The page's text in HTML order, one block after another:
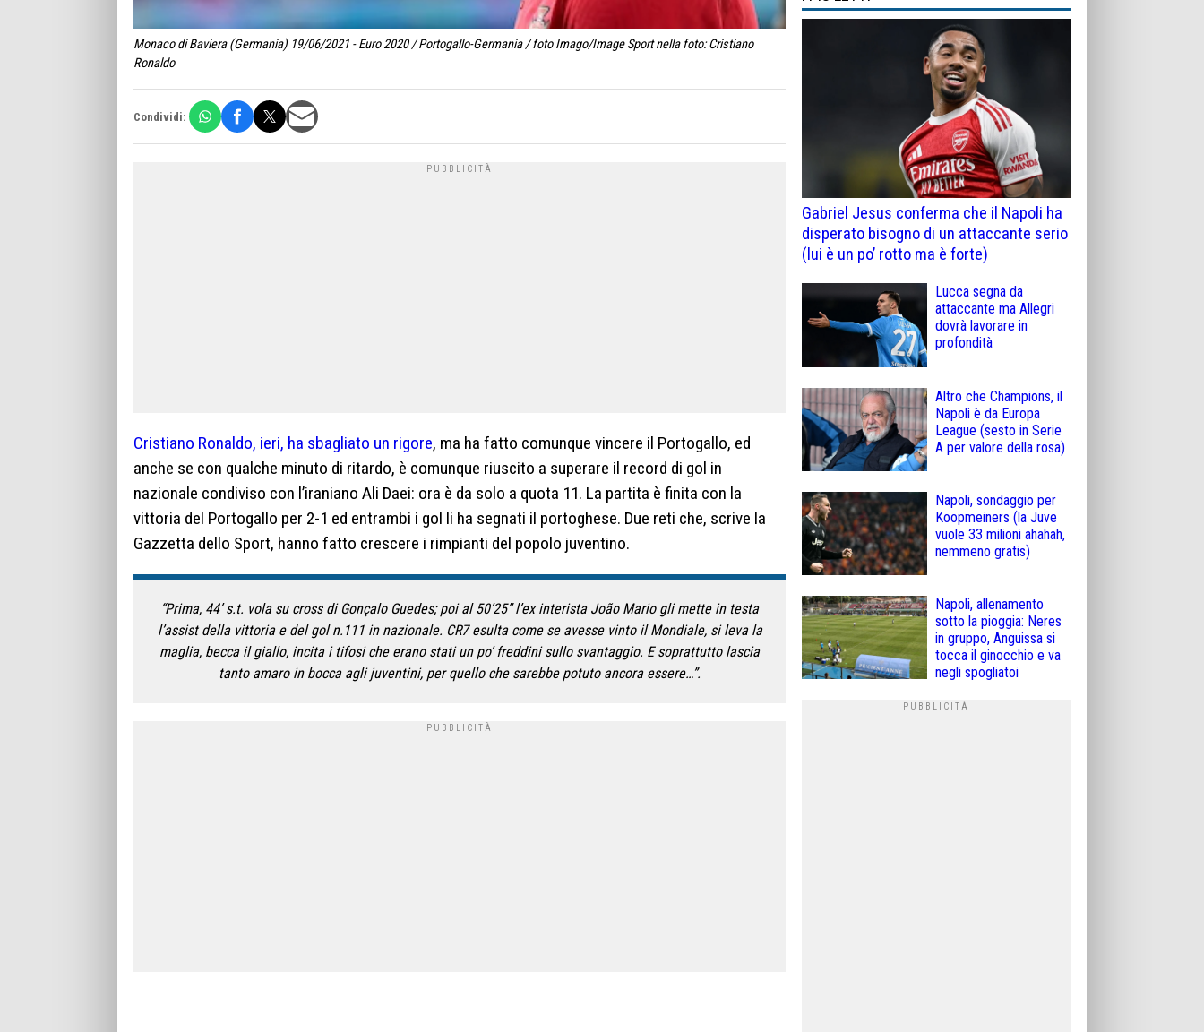
Monaco di Baviera (Germania) 19/06/2021 - Euro 2020 / Portogallo-Germania / foto Imago/Image Sport nella foto: Cristiano
Ronaldo
Condividi:
Cristiano Ronaldo, ieri, ha sbagliato un rigore, ma ha fatto comunque vincere il Portogallo, ed
anche se con qualche minuto di ritardo, è comunque riuscito a superare il record di gol in
nazionale condiviso con l’iraniano Ali Daei: ora è da solo a quota 11. La partita è finita con la
vittoria del Portogallo per 2-1 ed entrambi i gol li ha segnati il portoghese. Due reti che, scrive la
Gazzetta dello Sport, hanno fatto crescere i rimpianti del popolo juventino.
“Prima, 44’ s.t. vola su cross di Gonçalo Guedes; poi al 50’25” l’ex interista João Mario gli mette in testa
l’assist della vittoria e del gol n.111 in nazionale. CR7 esulta come se avesse vinto il Mondiale, si leva la
maglia, becca il giallo, incita i tifosi che erano stati un po’ freddini sullo svantaggio. E soprattutto lascia
tanto amaro in bocca agli juventini, per quello che sarebbe potuto ancora essere…”.
Gabriel Jesus conferma che il Napoli ha
disperato bisogno di un attaccante serio
(lui è un po’ rotto ma è forte)
Lucca segna da
attaccante ma Allegri
dovrà lavorare in
profondità
Altro che Champions, il
Napoli è da Europa
League (sesto in Serie
A per valore della rosa)
Napoli, sondaggio per
Koopmeiners (la Juve
vuole 33 milioni ahahah,
nemmeno gratis)
Napoli, allenamento
sotto la pioggia: Neres
in gruppo, Anguissa si
tocca il ginocchio e va
negli spogliatoi